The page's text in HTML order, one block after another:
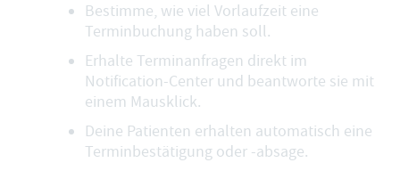
Bestimme, wie viel Vorlaufzeit eine
Terminbuchung haben soll.
Erhalte Terminanfragen direkt im
Notification-Center und beantworte sie mit
einem Mausklick.
Deine Patienten erhalten automatisch eine
Terminbestätigung oder -absage.